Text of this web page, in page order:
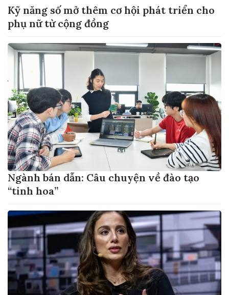
Kỹ năng số mở thêm cơ hội phát triển cho
phụ nữ từ cộng đồng
Ngành bán dẫn: Câu chuyện về đào tạo
“tinh hoa”